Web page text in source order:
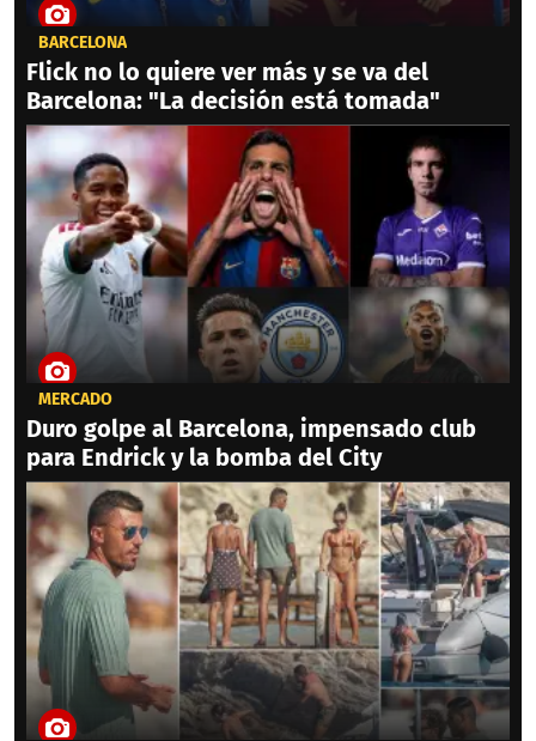
BARCELONA
Flick no lo quiere ver más y se va del
Barcelona: "La decisión está tomada"
MERCADO
Duro golpe al Barcelona, impensado club
para Endrick y la bomba del City